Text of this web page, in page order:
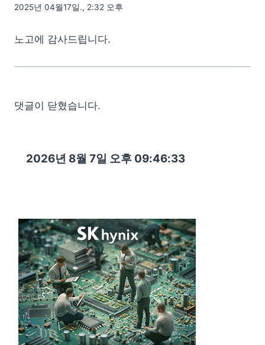
2025년 04월17일., 2:32 오후
노고에 감사드립니다.
댓글이 닫혔습니다.
2026년 8월 7일 오후 09:46:34